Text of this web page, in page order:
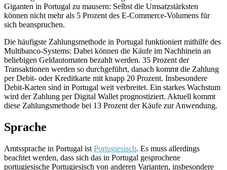
Giganten in Portugal zu mausern: Selbst die Umsatzstärksten
können nicht mehr als 5 Prozent des E-Commerce-Volumens für
sich beanspruchen.
Die häufigste Zahlungsmethode in Portugal funktioniert mithilfe des
Multibanco-Systems: Dabei können die Käufe im Nachhinein an
beliebigen Geldautomaten bezahlt werden. 35 Prozent der
Transaktionen werden so durchgeführt, danach kommt die Zahlung
per Debit- oder Kreditkarte mit knapp 20 Prozent. Insbesondere
Debit-Karten sind in Portugal weit verbreitet. Ein starkes Wachstum
wird der Zahlung per Digital Wallet prognostiziert. Aktuell kommt
diese Zahlungsmethode bei 13 Prozent der Käufe zur Anwendung.
Sprache
Amtssprache in Portugal ist Portugiesisch. Es muss allerdings
beachtet werden, dass sich das in Portugal gesprochene
portugiesische Portugiesisch von anderen Varianten, insbesondere